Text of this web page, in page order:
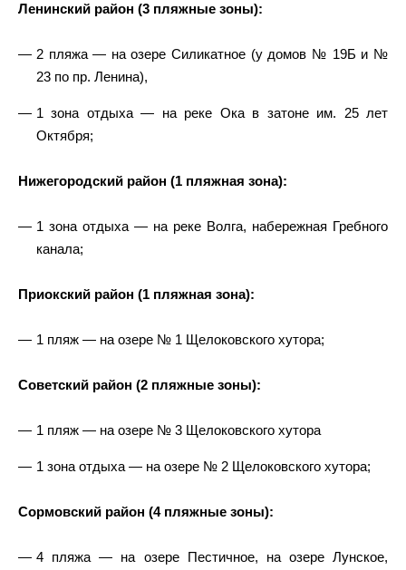
Ленинский район (3 пляжные зоны):
2 пляжа — на озере Силикатное (у домов № 19Б и №
23 по пр. Ленина),
1 зона отдыха — на реке Ока в затоне им. 25 лет
Октября;
Нижегородский район (1 пляжная зона):
1 зона отдыха — на реке Волга, набережная Гребного
канала;
Приокский район (1 пляжная зона):
1 пляж — на озере № 1 Щелоковского хутора;
Советский район (2 пляжные зоны):
1 пляж — на озере № 3 Щелоковского хутора
1 зона отдыха — на озере № 2 Щелоковского хутора;
Сормовский район (4 пляжные зоны):
4 пляжа — на озере Пестичное, на озере Лунское,